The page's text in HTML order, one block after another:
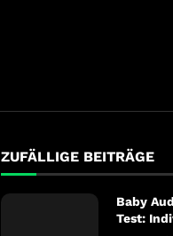
ZUFÄLLIGE BEITRÄGE
Baby
Test: